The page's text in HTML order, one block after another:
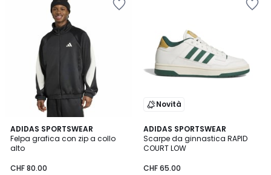
ADIDAS SPORTSWEAR
Felpa grafica con zip a collo
alto
CHF 80.00
4.9
/ 5
Novità
ADIDAS SPORTSWEAR
Scarpe da ginnastica RAPID
COURT LOW
CHF 65.00